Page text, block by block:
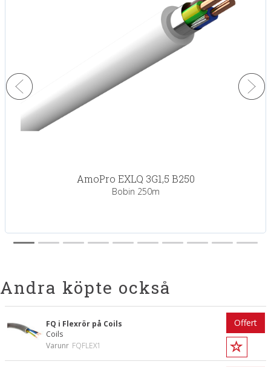
AmoPro EXLQ 3G1,5 B250
Bobin 250m
Andra köpte också
FQ i Flexrör på Coils
Coils
Varunr FQFLEX1
Offert